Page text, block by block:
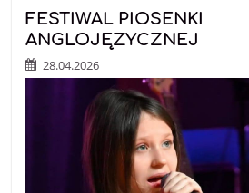
FESTIWAL PIOSENKI
ANGLOJĘZYCZNEJ
28.04.2026